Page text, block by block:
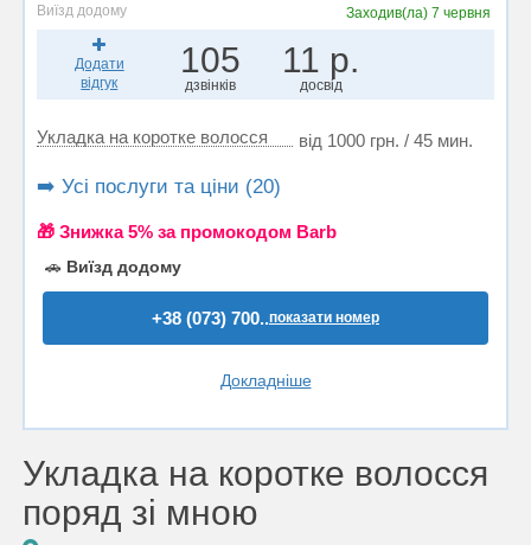
Виїзд додому Заходив(ла) 7 червня
Додати
відгук
105
дзвінків
11 р.
досвід
Укладка на коротке волосся від 1000 грн. / 45 мин.
➡️ Усі послуги та ціни (20)
🎁 Знижка 5% за промокодом Barb
🚗 Виїзд додому
+38 (073) 700..показати номер
Докладніше
Укладка на коротке волосся
поряд зі мною